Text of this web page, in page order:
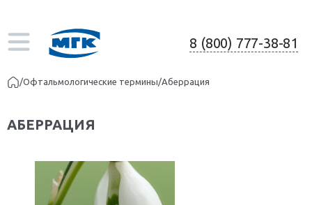
8 (800) 777-38-81
/Офтальмологические термины/Аберрация
АБЕРРАЦИЯ